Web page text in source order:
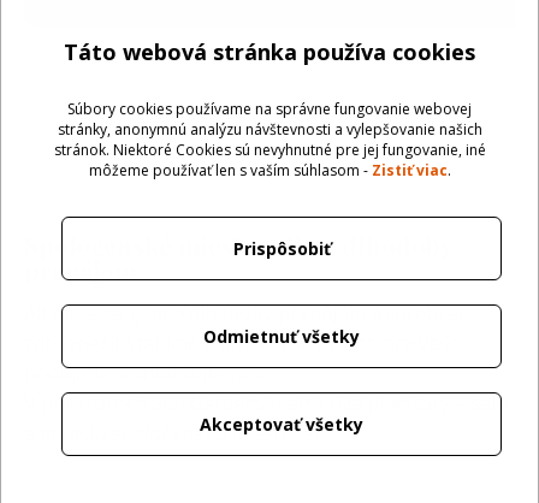
Spoločenské miestnosti na dlhodobý
prenájom
Ak máte záujem o dlhodobý prenájom a chcete si
zabezpečiť stabilné a atraktívne miesto pre vaše
podujatia, kontaktujte nás.
V priestoroch SISI Gardens máme dva priestory – sálu
a menšiu spoločenskú miestnosť.
Táto webová stránka používa cookies
Súbory cookies používame na správne fungovanie webovej
stránky, anonymnú analýzu návštevnosti a vylepšovanie našich
stránok. Niektoré Cookies sú nevyhnutné pre jej fungovanie, iné
môžeme používať len s vaším súhlasom - Zistiť viac.
Prispôsobiť
Odmietnuť všetky
Akceptovať všetky